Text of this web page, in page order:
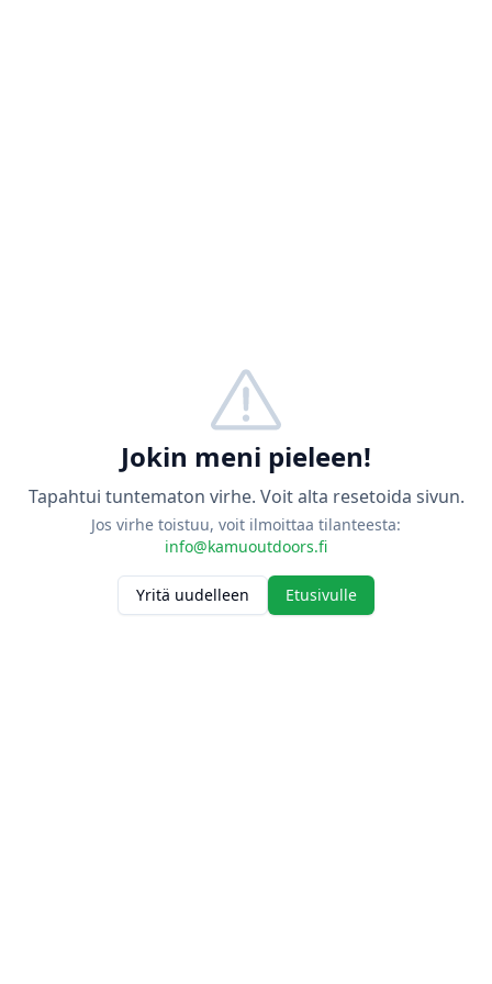
Jokin meni pieleen!
Tapahtui tuntematon virhe. Voit alta resetoida sivun.
Jos virhe toistuu, voit ilmoittaa tilanteesta:
info@kamuoutdoors.fi
Yritä uudelleen Etusivulle